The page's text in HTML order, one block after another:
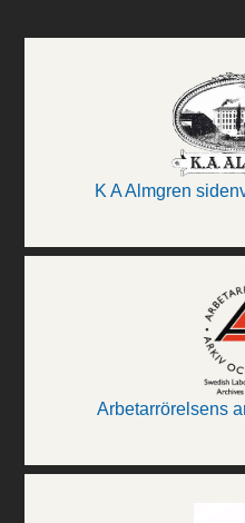
K A Almgren
Arbetarrörelsens